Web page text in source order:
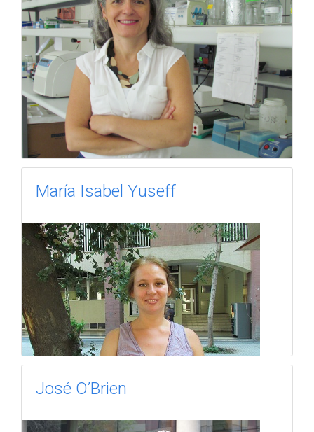
María Isabel Yuseff
José O’Brien